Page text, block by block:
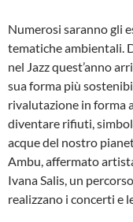
Numerosi saranno gli
tematiche ambientali.
nel Jazz quest’anno
sua forma più
rivalutazione in forma
diventare rifiuti,
acque del nostro
Ambu, affermato
Ivana Salis, un
realizzano i concerti e